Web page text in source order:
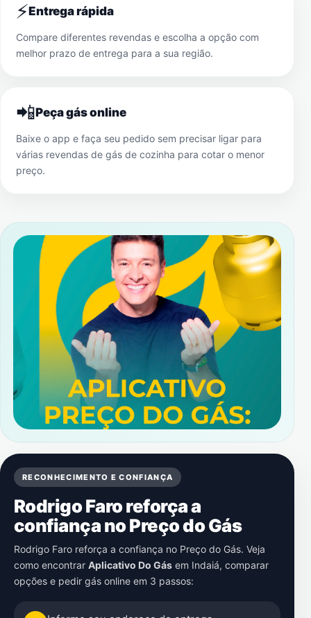
⚡Entrega rápida
Compare diferentes revendas e escolha a opção com
melhor prazo de entrega para a sua região.
📲Peça gás online
Baixe o app e faça seu pedido sem precisar ligar para
várias revendas de gás de cozinha para cotar o menor
preço.
RECONHECIMENTO E CONFIANÇA
Rodrigo Faro reforça a
confiança no Preço do Gás
Rodrigo Faro reforça a confiança no Preço do Gás. Veja
como encontrar Aplicativo Do Gás em Indaiá, comparar
opções e pedir gás online em 3 passos: